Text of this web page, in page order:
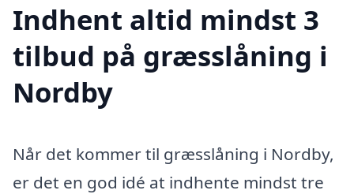
Indhent altid mindst 3
tilbud på græsslåning i
Nordby
Når det kommer til græsslåning i Nordby,
er det en god idé at indhente mindst tre